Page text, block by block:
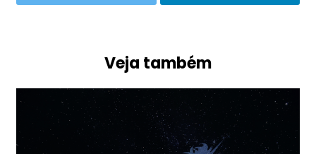
Veja também